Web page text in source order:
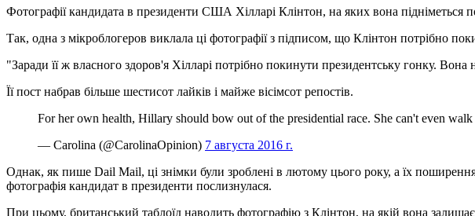
Фотографії кандидата в президенти США Хілларі Клінтон, на яких вона
Так, одна з мікроблогеров виклала ці фотографії з підписом, що Клінтон потрібно
"Заради її ж власного здоров'я Хілларі потрібно покинути президентську гонку.
Її пост набрав більше шестисот лайків і майже вісімсот репостів.
For her own health, Hillary should bow out of the presidential race. She can't even walk
— Carolina (@CarolinaOpinion) 7 августа 2016 г.
Однак, як пише Dail Mail, ці знімки були зроблені в лютому цього року, а їх
фотографія кандидат в президенти послизнулася.
При цьому, британський таблоїд наводить фотографію з Клінтон, на якій вона